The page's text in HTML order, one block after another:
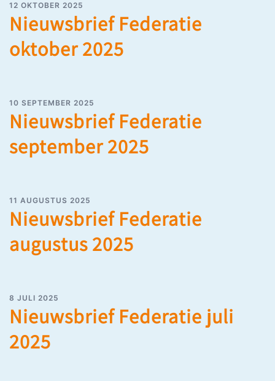
12 OKTOBER 2025
Nieuwsbrief Federatie
oktober 2025
10 SEPTEMBER 2025
Nieuwsbrief Federatie
september 2025
11 AUGUSTUS 2025
Nieuwsbrief Federatie
augustus 2025
8 JULI 2025
Nieuwsbrief Federatie juli
2025